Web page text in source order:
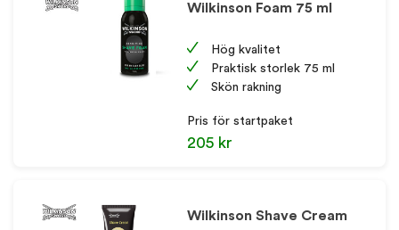
Wilkinson Foam 75 ml
Hög kvalitet
Praktisk storlek 75 ml
Skön rakning
Pris för startpaket
205 kr
Wilkinson Shave Cream